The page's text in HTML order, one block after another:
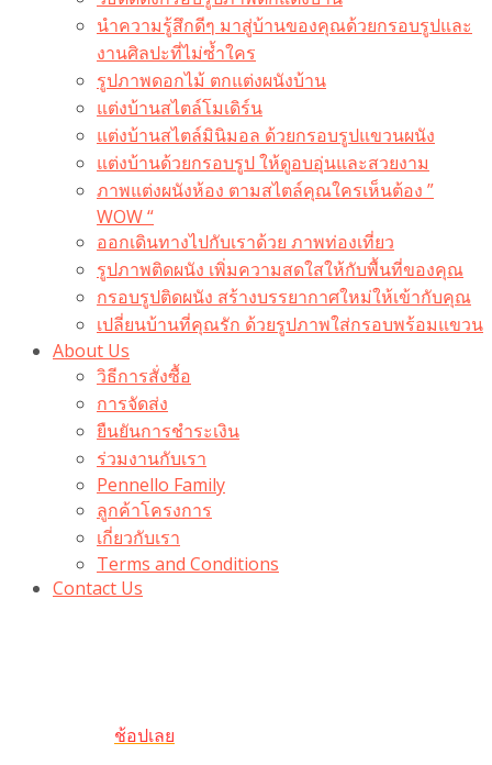
นำความรู้สึกดีๆ มาสู่บ้านของคุณด้วยกรอบรูปและ
งานศิลปะที่ไม่ซ้ำใคร
รูปภาพดอกไม้ ตกแต่งผนังบ้าน
แต่งบ้านสไตล์โมเดิร์น
แต่งบ้านสไตล์มินิมอล ด้วยกรอบรูปแขวนผนัง
แต่งบ้านด้วยกรอบรูป ให้ดูอบอุ่นและสวยงาม
ภาพแต่งผนังห้อง ตามสไตล์คุณใครเห็นต้อง ”
WOW “
ออกเดินทางไปกับเราด้วย ภาพท่องเที่ยว
รูปภาพติดผนัง เพิ่มความสดใสให้กับพื้นที่ของคุณ
กรอบรูปติดผนัง สร้างบรรยากาศใหม่ให้เข้ากับคุณ
เปลี่ยนบ้านที่คุณรัก ด้วยรูปภาพใส่กรอบพร้อมแขวน​
About Us
วิธีการสั่งซื้อ
การจัดส่ง
ยืนยันการชำระเงิน
ร่วมงานกับเรา
Pennello Family
ลูกค้าโครงการ
เกี่ยวกับเรา
Terms and Conditions
Contact Us
ช้อปเลย